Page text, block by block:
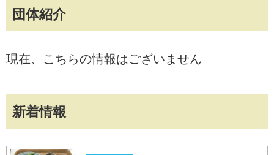
団体紹介
現在、こちらの情報はございません
新着情報